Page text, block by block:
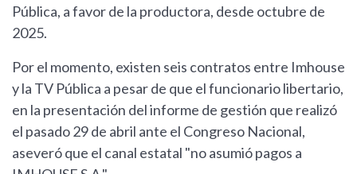
Pública, a favor de la productora, desde octubre de
2025.
Por el momento, existen seis contratos entre Imhouse
y la TV Pública a pesar de que el funcionario libertario,
en la presentación del informe de gestión que realizó
el pasado 29 de abril ante el Congreso Nacional,
aseveró que el canal estatal "no asumió pagos a